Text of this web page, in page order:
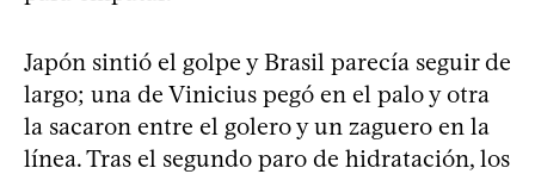
Japón sintió el golpe y Brasil parecía seguir de
largo; una de Vinicius pegó en el palo y otra
la sacaron entre el golero y un zaguero en la
línea. Tras el segundo paro de hidratación, los